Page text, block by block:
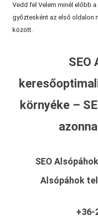
Vedd fel Velem minél előbb
győztesként az első oldalon
között.
SEO
környéke –
SEO
Alsópáhok
+36-